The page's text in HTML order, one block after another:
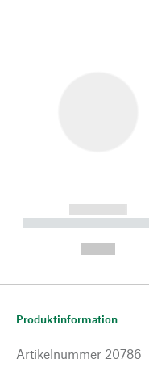
------------
----------- -----------
Produktinformation
Artikelnummer 20786